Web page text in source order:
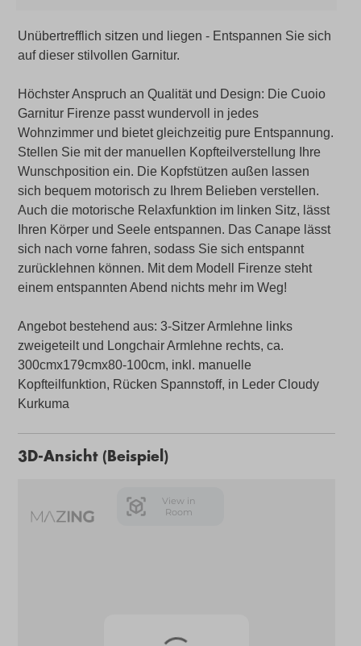
Unübertrefflich sitzen und liegen - Entspannen Sie sich
auf dieser stilvollen Garnitur.
Höchster Anspruch an Qualität und Design: Die Cuoio
Garnitur Firenze passt wundervoll in jedes
Wohnzimmer und bietet gleichzeitig pure Entspannung.
Stellen Sie mit der manuellen Kopfteilverstellung Ihre
Wunschposition ein. Die Kopfstützen außen lassen
sich bequem motorisch zu Ihrem Belieben verstellen.
Auch die motorische Relaxfunktion im linken Sitz, lässt
Ihren Körper und Seele entspannen. Das Canape lässt
sich nach vorne fahren, sodass Sie sich entspannt
zurücklehnen können. Mit dem Modell Firenze steht
einem entspannten Abend nichts mehr im Weg!
Angebot bestehend aus: 3-Sitzer Armlehne links
zweigeteilt und Longchair Armlehne rechts, ca.
300cmx179cmx80-100cm, inkl. manuelle
Kopfteilfunktion, Rücken Spannstoff, in Leder Cloudy
Kurkuma
3D-Ansicht (Beispiel)